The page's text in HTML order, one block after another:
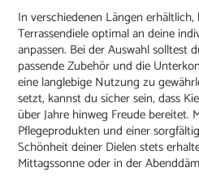
In verschiedenen Längenerhältlich,
Terrassendiele optimal an deine
anpassen. Bei der Auswahl solltest
passende Zubehör und die
eine langlebige Nutzung zu
setzt, kannst du sicher sein, dass
über Jahre hinweg Freude bereitet.
Pflegeprodukten und einer
Schönheit deiner Dielen stets
Mittagssonne oder in der